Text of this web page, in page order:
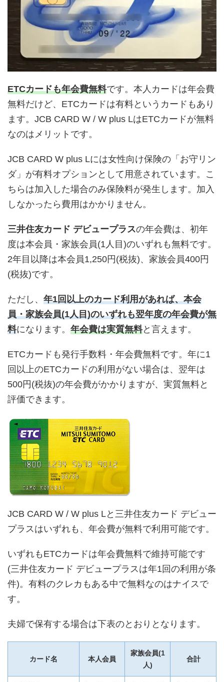
ETCカードも年会費無料です。本人カードは年会費
無料だけど、ETCカードは有料というカードもあり
ます。JCB CARD W / W plus LはETCカードが無料
なのはメリットです。
JCB CARD W plus Lには女性向け保険の「お守リン
ダ」が有料オプションとして用意されています。こ
ちらは加入した場合のみ保険料が発生します。加入
しなかったら費用はかかりません。
三井住友カード デビュープラスの年会費は、初年
度は本会員・家族会員(1人目)のいずれも無料です。
2年目以降は本会員1,250円(税抜)、家族会員400円
(税抜)です。
ただし、 年1回以上のカード利用があれば、本会
員・家族会員(1人目)のいずれも翌年度の年会費が無
料になります。 年会費は実質無料と言えます。
ETCカードも発行手数料・年会費無料です。年に1
回以上のETCカードの利用がない場合は、翌年は
500円(税抜)の年会費がかかりますが、実質無料と
評価できます。
JCB CARD W / W plus Lと三井住友カード デビュー
プラスはいずれも、年会費が無料で利用可能です。
いずれもETCカードは年会費無料で維持可能です
(三井住友カード デビュープラスは年1回の利用が条
件)。有料のクレカもある中で無料なのはナイスで
す。
夫婦で保有する場合は下表のとおりとなります。
カード名 本人会員
家族会員(1
人)
合計